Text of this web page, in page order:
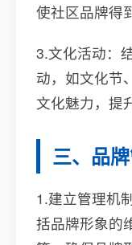
使社区品牌得
3.文化活动：
动，如文化节
文化魅力，提
三、品
1.建立管理机
括品牌形象的